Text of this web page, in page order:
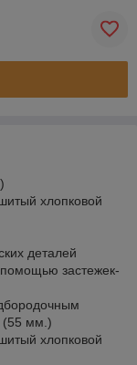
хлопковой
деталей
застежек-
(55 мм.)
хлопковой